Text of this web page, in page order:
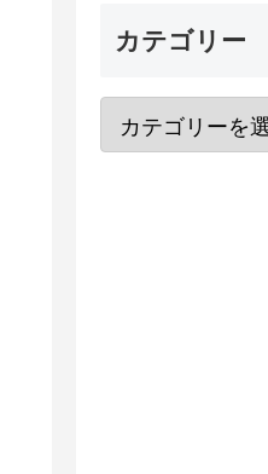
カテゴリー